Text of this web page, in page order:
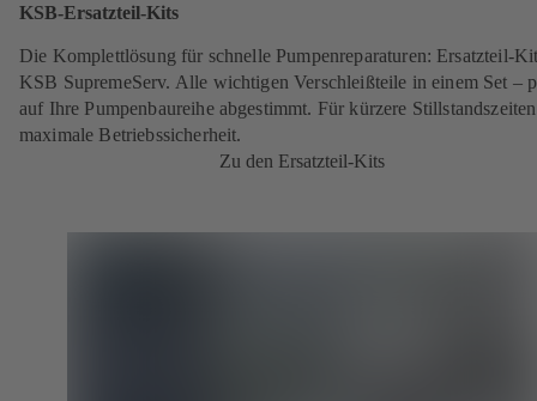
KSB-Ersatzteil-Kits
Die Komplettlösung für schnelle Pumpenreparaturen: Ersatzteil-
KSB SupremeServ. Alle wichtigen Verschleißteile in einem Set –
auf Ihre Pumpenbaureihe abgestimmt. Für kürzere
maximale Betriebssicherheit.
Zu den Ersatzteil-Kits